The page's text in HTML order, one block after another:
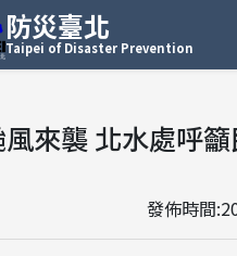
防災臺北
Taipei of Disaster Prevention
來襲 北水處呼
發佈時間